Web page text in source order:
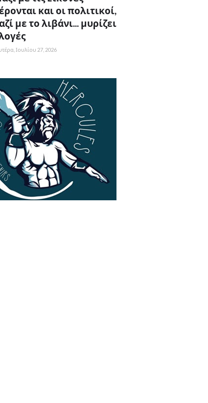
και οι πολιτικοί,
με το λιβάνι... μυρίζει
Ιουλίου 27, 2026